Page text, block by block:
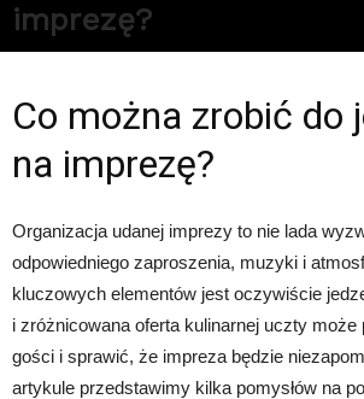
imprezę?
Przez Redakcja - 28 czerwca 2025 352
Co można zrobić do
na imprezę?
Organizacja udanej imprezy to nie lada
odpowiedniego zaproszenia, muzyki i
kluczowych elementów jest oczywiście
i zróżnicowana oferta kulinarnej uczty
gości i sprawić, że impreza będzie
artykule przedstawimy kilka pomysłów na